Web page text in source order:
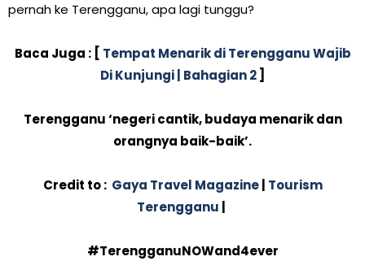
pernah ke Terengganu, apa lagi tunggu?
Baca Juga : [ Tempat Menarik di Terengganu Wajib
Di Kunjungi | Bahagian 2]
Terengganu ‘negeri cantik, budaya menarik dan
orangnya baik-baik’.
Credit to : Gaya Travel Magazine| Tourism
Terengganu
#TerengganuNOWand4ever